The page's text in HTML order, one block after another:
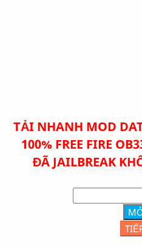
TẢI NHANH MOD
100% FREE FIRE
ĐÃ JAILBREAK